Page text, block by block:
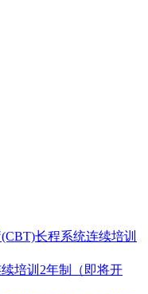
长程系统连续培训
培训2年制（即将开